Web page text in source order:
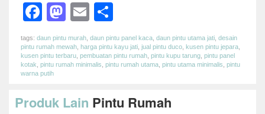
Facebook
Mastodon
Email
tags: daun pintu murah daun pintu panel kaca daun pintu utama jati desain
pintu rumah mewah harga pintu kayu jati jual pintu duco kusen pintu jepara
kusen pintu terbaru pembuatan pintu rumah pintu kupu tarung pintu panel
kotak pintu rumah minimalis pintu rumah utama pintu utama minimalis pintu
warna putih
Produk Lain Pintu Rumah